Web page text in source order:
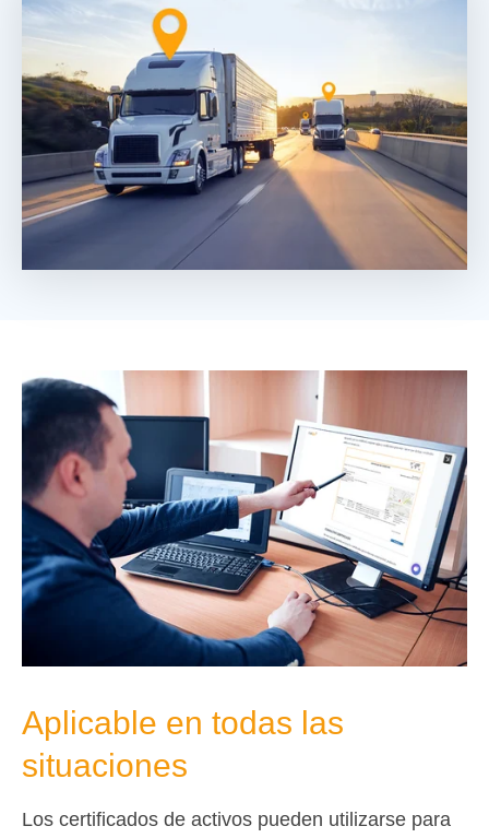
Aplicable en todas las
situaciones
Los certificados de activos pueden utilizarse para